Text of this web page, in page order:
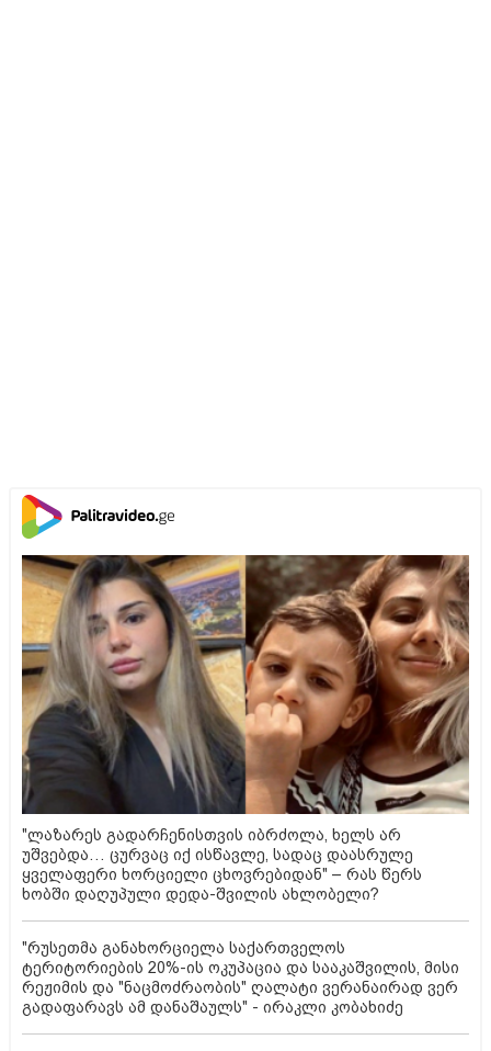
"ლაზარეს გადარჩენისთვის იბრძოლა, ხელს არ
უშვებდა… ცურვაც იქ ისწავლე, სადაც დაასრულე
ყველაფერი ხორციელი ცხოვრებიდან" – რას წერს
ხობში დაღუპული დედა-შვილის ახლობელი?
"რუსეთმა განახორციელა საქართველოს
ტერიტორიების 20%-ის ოკუპაცია და სააკაშვილის, მისი
რეჟიმის და "ნაცმოძრაობის" ღალატი ვერანაირად ვერ
გადაფარავს ამ დანაშაულს" - ირაკლი კობახიძე